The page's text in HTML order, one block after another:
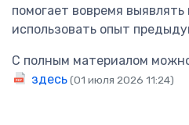
помогает вовремя
использовать опыт
С полным материалом
здесь